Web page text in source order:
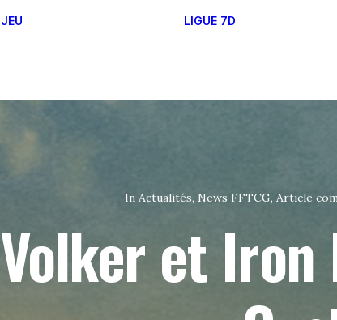
JEU
LIGUE 7D
In Actualités, News FFTCG, Article
Volker et